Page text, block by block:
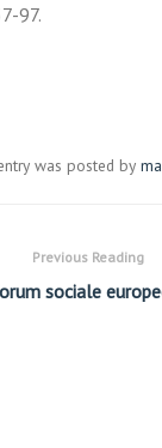
97.
was posted by
Previous Reading
sociale